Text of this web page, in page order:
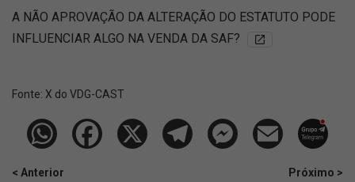
A NÃO APROVAÇÃO DA ALTERAÇÃO DO ESTATUTO PODE
INFLUENCIAR ALGO NA VENDA DA SAF?
Fonte: X do VDG-CAST
< Anterior
Próximo >